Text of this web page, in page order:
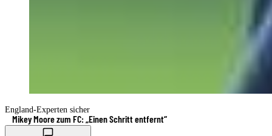
England-Experten sicher
Mikey Moore zum FC: „Einen Schritt entfernt“